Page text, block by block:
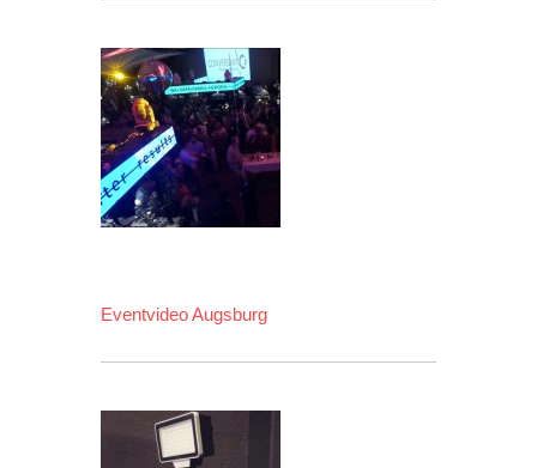
Eventvideo Augsburg